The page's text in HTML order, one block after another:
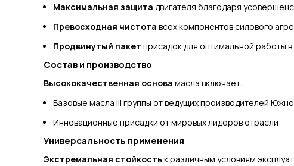
Максимальная защита двигателя благодаря
Превосходная чистота всех компонентов силового
Продвинутый пакет присадок для оптимальной работы
Состав и производство
Высококачественная основа масла включает:
Базовые масла III группы от ведущих производителей
Инновационные присадки от мировых лидеров отрасли
Универсальность применения
Экстремальная стойкостьк различным условиям